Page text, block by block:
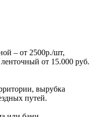
– от 2500р./шт,
от 15.000 руб.
вырубка
путей.